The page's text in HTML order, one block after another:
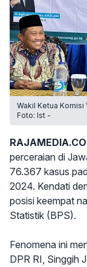
Wakil Ketua Komisi
Foto: Ist -
RAJAMEDIA.CO
perceraian di
76.367 kasus
2024. Kendati
posisi keempat
Statistik (BPS).
Fenomena ini
DPR RI, Singgih